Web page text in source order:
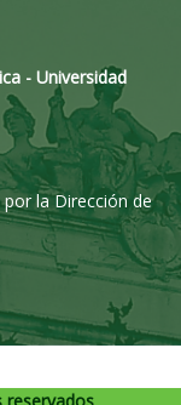
- Universidad
la Dirección de